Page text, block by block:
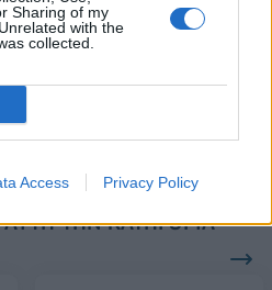
Sharing of my
with the
collected.
Access Privacy Policy
Θέατρο Επιδαύρου άνοιξε τις
ΤΗΝ ΚΑΤΗΓΟΡΊΑ